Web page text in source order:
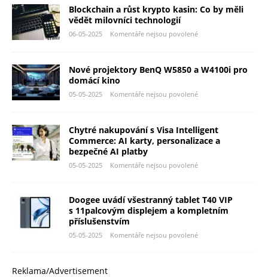
Blockchain a růst krypto kasin: Co by měli
vědět milovníci technologií
06-05-2025 Komentáře nejsou povolené
Nové projektory BenQ W5850 a W4100i pro
domácí kino
05-05-2025 Komentáře nejsou povolené
Chytré nakupování s Visa Intelligent
Commerce: AI karty, personalizace a
bezpečné AI platby
05-05-2025 Komentáře nejsou povolené
Doogee uvádí všestranný tablet T40 VIP
s 11palcovým displejem a kompletním
příslušenstvím
05-05-2025 Komentáře nejsou povolené
Reklama/Advertisement